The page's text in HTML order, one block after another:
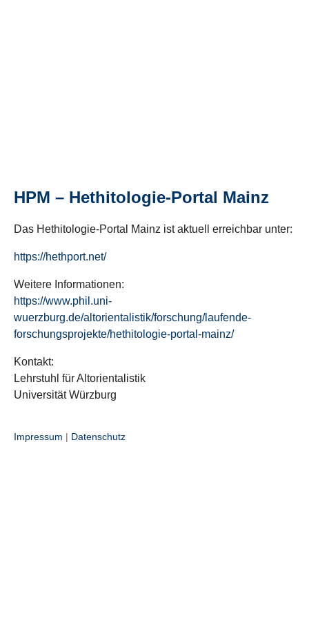
HPM – Hethitologie-Portal Mainz
Das Hethitologie-Portal Mainz ist aktuell erreichbar unter:
https://hethport.net/
Weitere Informationen:
https://www.phil.uni-
wuerzburg.de/altorientalistik/forschung/laufende-
forschungsprojekte/hethitologie-portal-mainz/
Kontakt:
Lehrstuhl für Altorientalistik
Universität Würzburg
Impressum | Datenschutz